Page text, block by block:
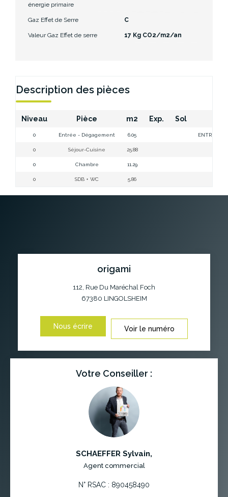
énergie primaire
Gaz Effet de Serre C
Valeur Gaz Effet de serre 17 Kg CO2/m2/an
Description des pièces
Niveau Pièce m2 Exp. Sol
0 Entrée - Dégagement 6.05 ENTREE/
0 Séjour-Cuisine 25.88
0 Chambre 11.29
0 SDB + WC 5.86
origami
112, Rue Du Maréchal Foch
67380 LINGOLSHEIM
Nous écrire Voir le numéro
Votre Conseiller :
SCHAEFFER Sylvain,
Agent commercial
N° RSAC : 890458490